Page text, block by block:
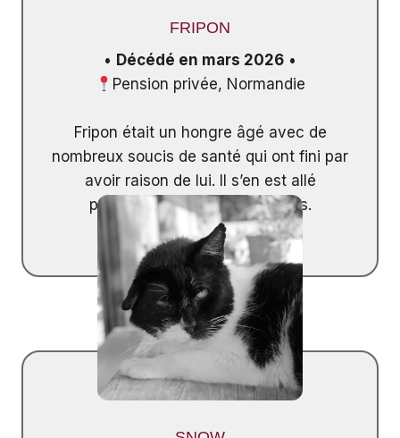
FRIPON
• Décédé en mars 2026 •
Pension privée, Normandie
Fripon était un hongre âgé avec de
nombreux soucis de santé qui ont fini par
avoir raison de lui. Il s’en est allé
paisiblement à l’âge de 29 ans.